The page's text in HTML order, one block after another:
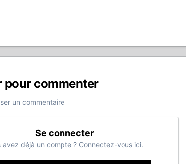
pour commenter
un commentaire
Se connecter
avez déjà un compte ? Connectez-vous ici.